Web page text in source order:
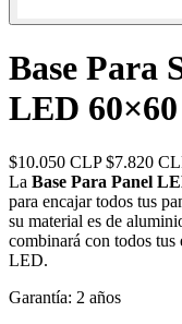
Base Para
LED
$10.050 CLP $7.820
La Base Para Panel
para encajar todos tus
su material es de
combinará con todos
LED.
Garantía: 2 años